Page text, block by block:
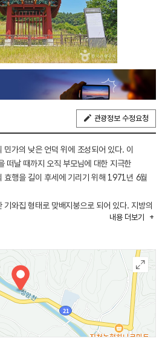
관광정보 수정요청
민가의 낮은 언덕 위에 조성되어 있다. 이
떠날 때까지 오직 부모님에 대한 지극한
효행을 길이 후세에 기리기 위해 1971년 6월
기와집 형태로 맞배지붕으로 되어 있다. 지방의
록 건의하였으나 조선조 말엽의 혼란과 외세
림이 당시의 감사, 현감 등의 표창장을 자료로
내용 더보기